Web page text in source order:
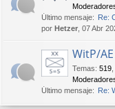
Último mensaje: Re:
por Hetzer , 07 Abr
WitP/
Temas: 519
Último mensaje: Re: